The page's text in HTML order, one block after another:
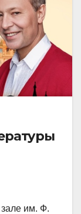
зале им. Ф.